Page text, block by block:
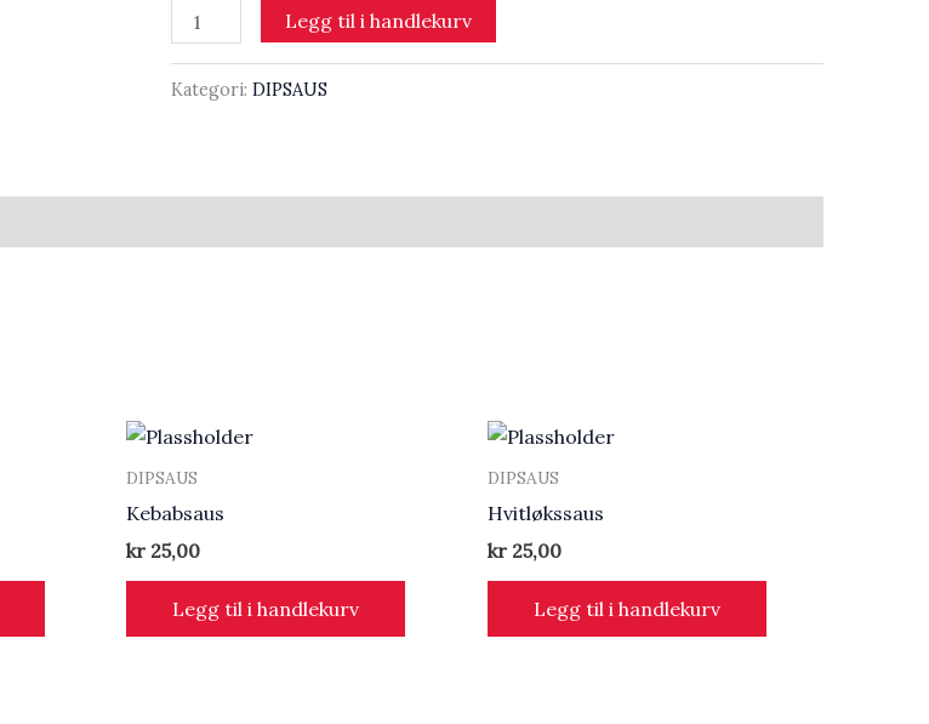
Bearnaisesaus
antall
Legg til i handlekurv
Kategori: DIPSAUS
DIPSAUS
Kebabsaus
kr 25,00
Legg til i handlekurv
DIPSAUS
Hvitløkssaus
kr25,00
Legg til i handlekurv